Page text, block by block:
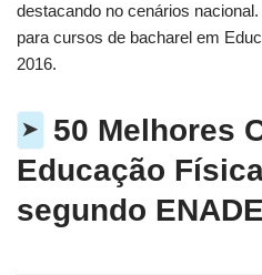
destacando no cenários
para cursos de bacharel em
2016.
➤ 50 Melhores
Educação
segundo